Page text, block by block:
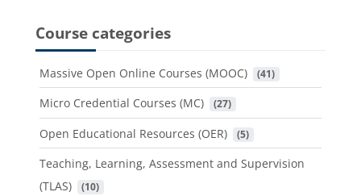
Course categories
Massive Open Online Courses (MOOC) (41)
Micro Credential Courses (MC) (27)
Open Educational Resources (OER) (5)
Teaching, Learning, Assessment and Supervision
(TLAS)
(10)